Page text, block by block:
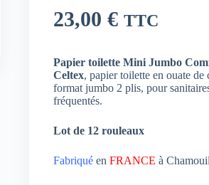
23,00 € TTC
Papier toilette Mini Jumbo
Celtex, papier toilette en ouate de
format jumbo 2 plis, pour
fréquentés.
Lot de 12 rouleaux
Fabriquéen FRANCE à